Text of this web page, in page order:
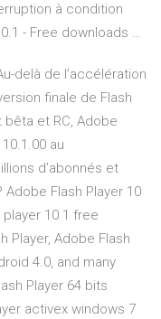
à condition
- Free downloads …
delà de l’accélération
finale de Flash
et RC, Adobe
au
d’abonnés et
Adobe Flash Player 10
10 1 free
Player, Adobe Flash
4.0, and many
Player 64 bits
activex windows 7